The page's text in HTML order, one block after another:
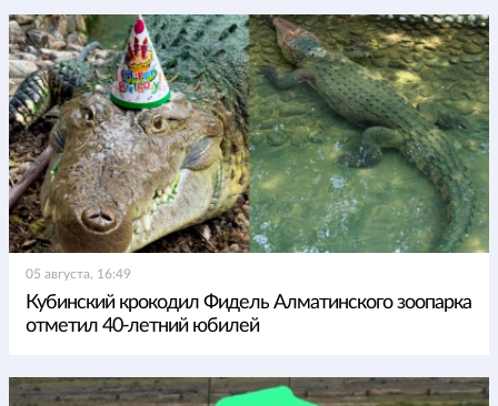
05 августа, 16:49
Кубинский крокодил Фидель Алматинского зоопарка
отметил 40-летний юбилей